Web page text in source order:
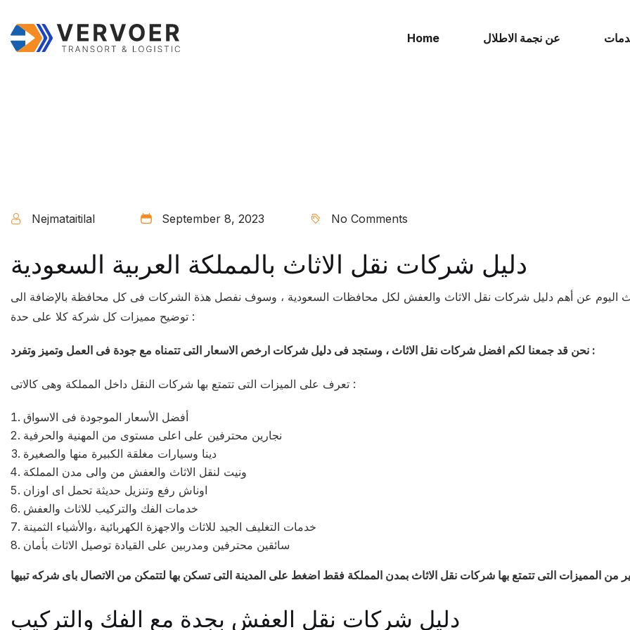
Home عن نجمة الاطلال
Nejmataitilal September 8, 2023 No Comments
دليل شركات نقل الاثاث بالمملكة العربية السعودية
اليوم عن أهم دليل شركات نقل الاثاث والعفش لكل محافظات السعودية ، وسوف نفصل هذة الشركات فى كل محافظة بالإضافة الى
توضيح مميزات كل شركة كلا على حدة :
نحن قد جمعنا لكم افضل شركات نقل الاثاث ، وستجد فى دليل شركات ارخص الاسعار التى تتمناه مع جودة فى العمل وتميز وتفرد :
تعرف على الميزات التى تتمتع بها شركات النقل داخل المملكة وهى كالاتى :
أفضل الأسعار الموجودة فى الاسواق
نجارين محترفين على اعلى مستوى من المهنية والحرفية
دينا وسيارات مغلقة الكبيرة منها والصغيرة
ونيت لنقل الاثاث والعفش من والى مدن المملكة
اوناش رفع وتنزيل حديثة تحمل اى اوزان
خدمات الفك والتركيب للاثاث والعفش
خدمات التغليف الجيد للاثاث والاجهزة الكهربائية ،والأشياء الثمينة
سائقين محترفين ومدربين على القيادة توصيل الاثاث بأمان
من المميزات التى تتمتع بها شركات نقل الاثاث بمدن المملكة فقط اضغط على المدينة التى تسكن بها لتتمكن من الاتصال باى شركه تبيها
دليل شركات نقل العفش بجدة مع الفك والتركيب